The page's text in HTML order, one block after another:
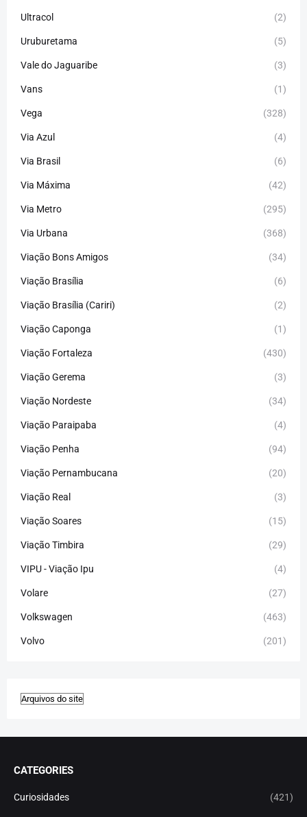
Ultracol (2)
Uruburetama (5)
Vale do Jaguaribe (3)
Vans (1)
Vega (328)
Via Azul (4)
Via Brasil (6)
Via Máxima (42)
Via Metro (295)
Via Urbana (368)
Viação Bons Amigos (34)
Viação Brasília (6)
Viação Brasília (Cariri) (2)
Viação Caponga (1)
Viação Fortaleza (430)
Viação Gerema (3)
Viação Nordeste (34)
Viação Paraipaba (4)
Viação Penha (94)
Viação Pernambucana (20)
Viação Real (3)
Viação Soares (15)
Viação Timbira (29)
VIPU - Viação Ipu (4)
Volare (27)
Volkswagen (463)
Volvo (201)
CATEGORIES
Curiosidades (421)